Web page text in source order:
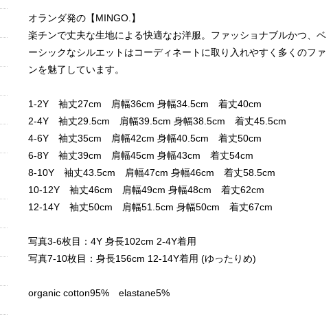
オランダ発の【MINGO.】
楽チンで丈夫な生地による快適なお洋服。ファッショナブルかつ、ベ
ーシックなシルエットはコーディネートに取り入れやすく多くのファ
ンを魅了しています。
1-2Y 袖丈27cm 肩幅36cm 身幅34.5cm 着丈40cm
2-4Y 袖丈29.5cm 肩幅39.5cm 身幅38.5cm 着丈45.5cm
4-6Y 袖丈35cm 肩幅42cm 身幅40.5cm 着丈50cm
6-8Y 袖丈39cm 肩幅45cm 身幅43cm 着丈54cm
8-10Y 袖丈43.5cm 肩幅47cm 身幅46cm 着丈58.5cm
10-12Y 袖丈46cm 肩幅49cm 身幅48cm 着丈62cm
12-14Y 袖丈50cm 肩幅51.5cm 身幅50cm 着丈67cm
写真3-6枚目：4Y 身長102cm 2-4Y着用
写真7-10枚目：身長156cm 12-14Y着用 (ゆったりめ)
organic cotton95% elastane5%